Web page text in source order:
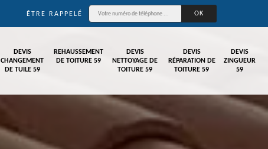
ÊTRE RAPPELÉ
DEVIS
CHANGEMENT
DE TUILE 59
REHAUSSEMENT
DE TOITURE 59
DEVIS
NETTOYAGE DE
TOITURE 59
DEVIS
RÉPARATION DE
TOITURE 59
DEVIS
ZINGUEUR
59